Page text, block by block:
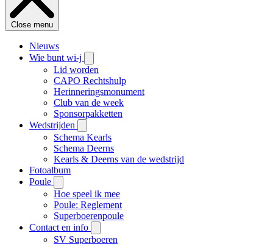
Close menu
Nieuws
Wie bunt wi-j
Lid worden
CAPO Rechtshulp
Herinneringsmonument
Club van de week
Sponsorpakketten
Wedstrijden
Schema Kearls
Schema Deerns
Kearls & Deerns van de wedstrijd
Fotoalbum
Poule
Hoe speel ik mee
Poule: Reglement
Superboerenpoule
Contact en info
SV Superboeren